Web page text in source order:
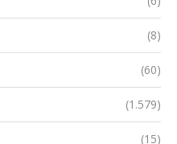
(8)
(60)
(1.579)
(15)